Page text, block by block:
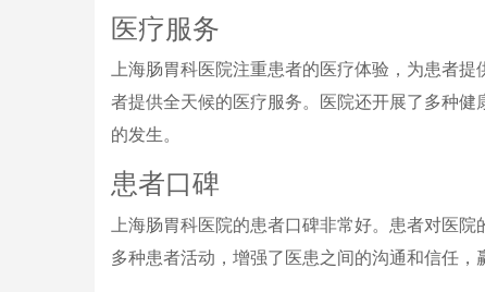
医疗服务
上海肠胃科医院注重患者的医疗体验，为患者
者提供全天候的医疗服务。医院还开展了多种
的发生。
患者口碑
上海肠胃科医院的患者口碑非常好。患者对医
多种患者活动，增强了医患之间的沟通和信任，